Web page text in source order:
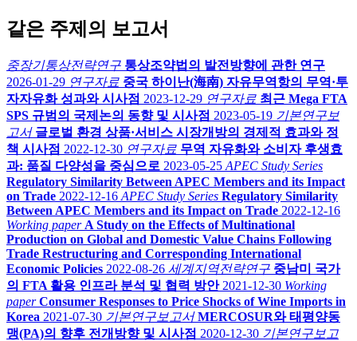
같은 주제의 보고서
중장기통상전략연구 통상조약법의 발전방향에 관한 연구
2026-01-29 연구자료 중국 하이난(海南) 자유무역항의 무역·투
자자유화 성과와 시사점 2023-12-29 연구자료 최근 Mega FTA
SPS 규범의 국제논의 동향 및 시사점 2023-05-19 기본연구보
고서 글로벌 환경 상품·서비스 시장개방의 경제적 효과와 정
책 시사점 2022-12-30 연구자료 무역 자유화와 소비자 후생효
과: 품질 다양성을 중심으로 2023-05-25 APEC Study Series
Regulatory Similarity Between APEC Members and its Impact
on Trade 2022-12-16 APEC Study Series Regulatory Similarity
Between APEC Members and its Impact on Trade 2022-12-16
Working paper A Study on the Effects of Multinational
Production on Global and Domestic Value Chains Following
Trade Restructuring and Corresponding International
Economic Policies 2022-08-26 세계지역전략연구 중남미 국가
의 FTA 활용 인프라 분석 및 협력 방안 2021-12-30 Working
paper Consumer Responses to Price Shocks of Wine Imports in
Korea 2021-07-30 기본연구보고서 MERCOSUR와 태평양동
맹(PA)의 향후 전개방향 및 시사점 2020-12-30 기본연구보고